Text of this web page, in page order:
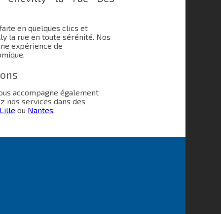
en quelques clics et
la rue en toute sérénité. Nos
expérience de
accompagne également
nos services dans des
Lille ou Nantes.